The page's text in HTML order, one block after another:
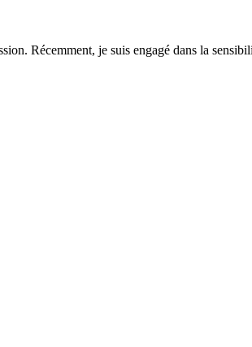
Récemment, je suis engagé dans la